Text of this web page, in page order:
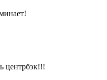
центрбэк!!!